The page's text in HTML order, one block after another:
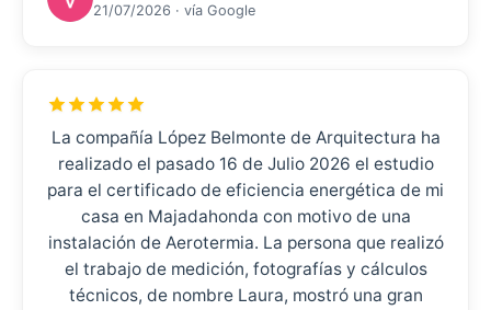
21/07/2026 · vía Google
La compañía López Belmonte de Arquitectura ha
realizado el pasado 16 de Julio 2026 el estudio
para el certificado de eficiencia energética de mi
casa en Majadahonda con motivo de una
instalación de Aerotermia. La persona que realizó
el trabajo de medición, fotografías y cálculos
técnicos, de nombre Laura, mostró una gran